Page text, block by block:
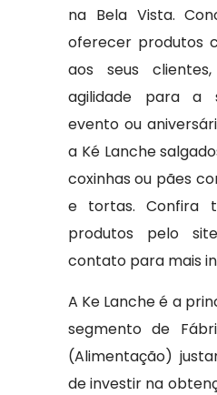
na Bela Vista.
oferecer produtos
aos seus
agilidade para a
evento ou
a Ké Lanche
coxinhas ou pães
e tortas. Confira
produtos pelo
contato para mais
A Ke Lanche é a
segmento de
(Alimentação)
de investir na